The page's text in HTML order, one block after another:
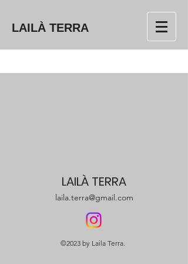
LAILÀ TERRA
LAILÀ TERRA
laila.terra@gmail.com
©2023 by Laila Terra.